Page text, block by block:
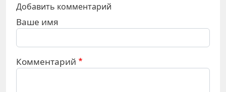
Добавить комментарий
Ваше имя
Комментарий